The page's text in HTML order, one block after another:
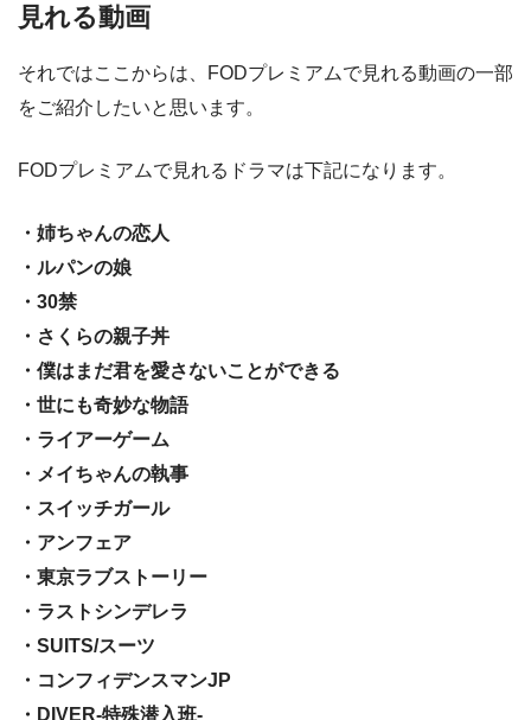
見れる動画
それではここからは、FODプレミアムで見れる動画の一部
をご紹介したいと思います。
FODプレミアムで見れるドラマは下記になります。
・姉ちゃんの恋人
・ルパンの娘
・30禁
・さくらの親子丼
・僕はまだ君を愛さないことができる
・世にも奇妙な物語
・ライアーゲーム
・メイちゃんの執事
・スイッチガール
・アンフェア
・東京ラブストーリー
・ラストシンデレラ
・SUITS/スーツ
・コンフィデンスマンJP
・DIVER-特殊潜入班-